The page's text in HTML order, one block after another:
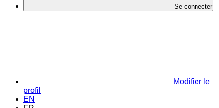
Se connecter
Modifier le
profil
EN